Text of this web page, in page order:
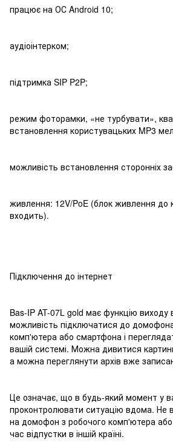
працює на ОС Android 10;
аудіоінтерком;
підтримка SIP P2P;
режим фоторамки, «не турбувати»,
встановлення користувацьких MP3
можливість встановлення сторонніх
живлення: 12V/PoE (блок живлення до
входить).
Підключення до інтернет
Bas-IP AT-07L gold має функцію виходу
можливість підключатися до
комп'ютера або смартфона і
вашій системі. Можна дивитися
а можна переглянути архів вже
Це означає, що в будь-який момент у
проконтролювати ситуацію вдома. Не
на домофон з робочого комп'ютера або
час відпустки в іншій країні.